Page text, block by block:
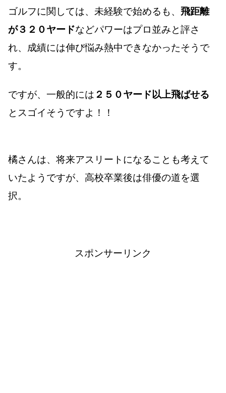
ゴルフに関しては、未経験で始めるも、 飛距離
が３２０ヤードなどパワーはプロ並みと評さ
れ、成績には伸び悩み熱中できなかったそうで
す。
ですが、一般的には ２５０ヤード以上飛ばせる
とスゴイそうですよ！！
橘さんは、将来アスリートになることも考えて
いたようですが、高校卒業後は俳優の道を選
択。
スポンサーリンク